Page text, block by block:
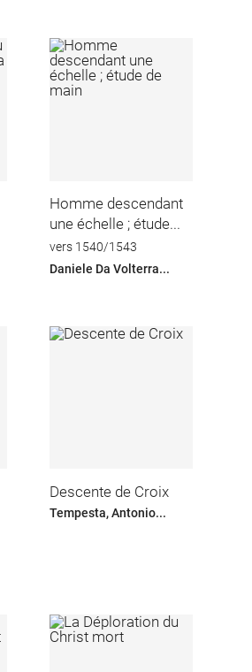
Homme descendant
une échelle ; étude...
vers 1540/1543
Daniele Da Volterra...
Descente de Croix
Tempesta, Antonio...